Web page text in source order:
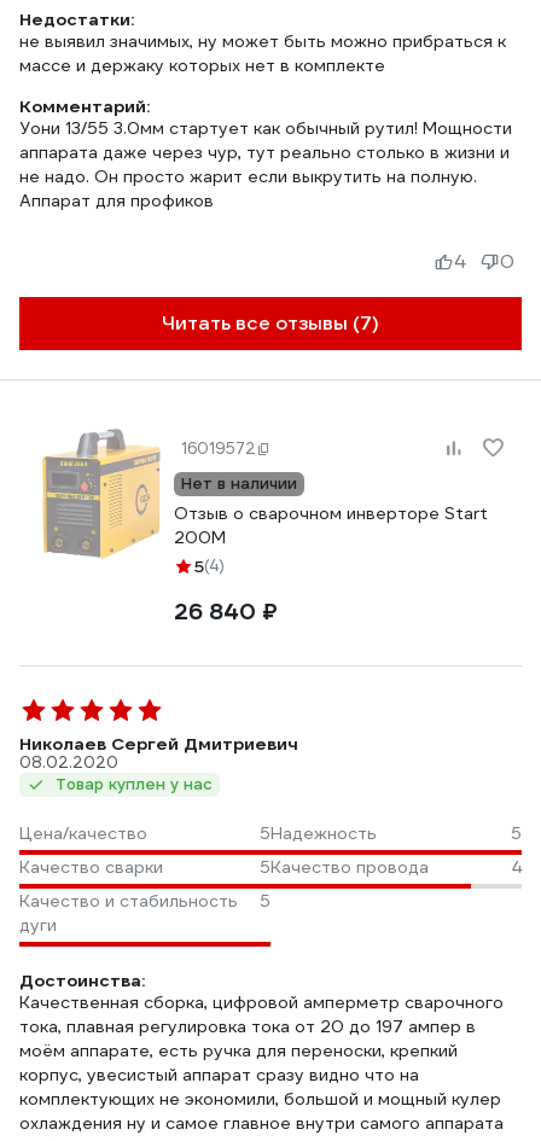
Недостатки:
не выявил значимых, ну может быть можно прибраться к
массе и держаку которых нет в комплекте
Комментарий:
Уони 13/55 3.0мм стартует как обычный рутил! Мощности
аппарата даже через чур, тут реально столько в жизни и
не надо. Он просто жарит если выкрутить на полную.
Аппарат для профиков
Читать все отзывы (7)
4 0
16019572
Нет в наличии
Отзыв о сварочном инверторе Start
200М
5(4)
26 840 ₽
Николаев Сергей Дмитриевич
08.02.2020
Товар куплен у нас
Цена/качество 5Надежность
5
Качество сварки
5Качество провода
4
Качество и стабильность
дуги
5
Достоинства:
Качественная сборка, цифровой амперметр сварочного
тока, плавная регулировка тока от 20 до 197 ампер в
моём аппарате, есть ручка для переноски, крепкий
корпус, увесистый аппарат сразу видно что на
комплектующих не экономили, большой и мощный кулер
охлаждения ну и самое главное внутри самого аппарата